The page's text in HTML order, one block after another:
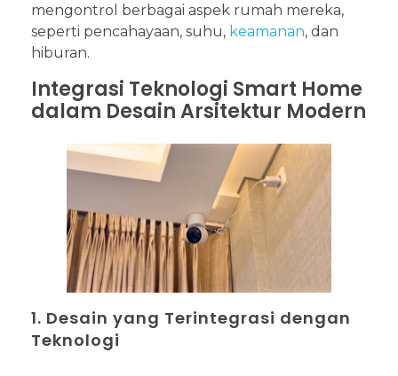
mengontrol berbagai aspek rumah mereka,
seperti pencahayaan, suhu, keamanan, dan
hiburan.
Integrasi Teknologi Smart Home
dalam Desain Arsitektur Modern
1. Desain yang Terintegrasi dengan
Teknologi